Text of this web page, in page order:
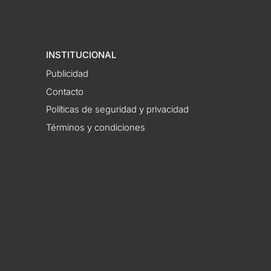
INSTITUCIONAL
Publicidad
Contacto
Políticas de seguridad y privacidad
Términos y condiciones